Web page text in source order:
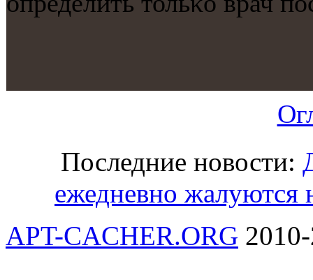
Последние новости:
ежедневно жалуются
APT-CACHER.ORG